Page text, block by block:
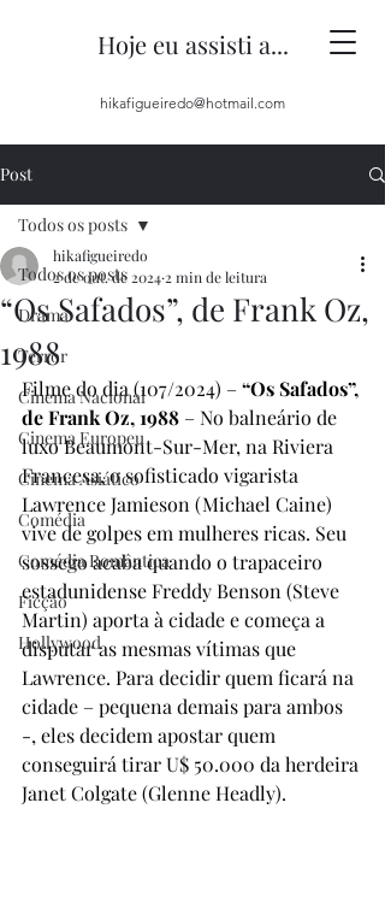
Hoje eu assisti a...
hikafigueiredo@hotmail.com
Post
Todos os posts
Drama
Terror
Cinema Nacional
Cinema Europeu
Cinema Asiático
Comédia
Comédia Romântica
Ficção
Hollywood
Todos os posts
“Os Safados”, de Frank Oz,
1988
hikafigueiredo
2 de out. de 2024 2 min de leitura
Filme do dia (107/2024) – “Os Safados”,
de Frank Oz, 1988 – No balneário de
luxo Beaumont-Sur-Mer, na Riviera
Francesa, o sofisticado vigarista
Lawrence Jamieson (Michael Caine)
vive de golpes em mulheres ricas. Seu
sossego acaba quando o trapaceiro
estadunidense Freddy Benson (Steve
Martin) aporta à cidade e começa a
disputar as mesmas vítimas que
Lawrence. Para decidir quem ficará na
cidade – pequena demais para ambos
-, eles decidem apostar quem
conseguirá tirar U$ 50.000 da herdeira
Janet Colgate (Glenne Headly).